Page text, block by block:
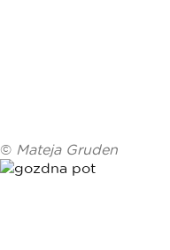
© Mateja Gruden